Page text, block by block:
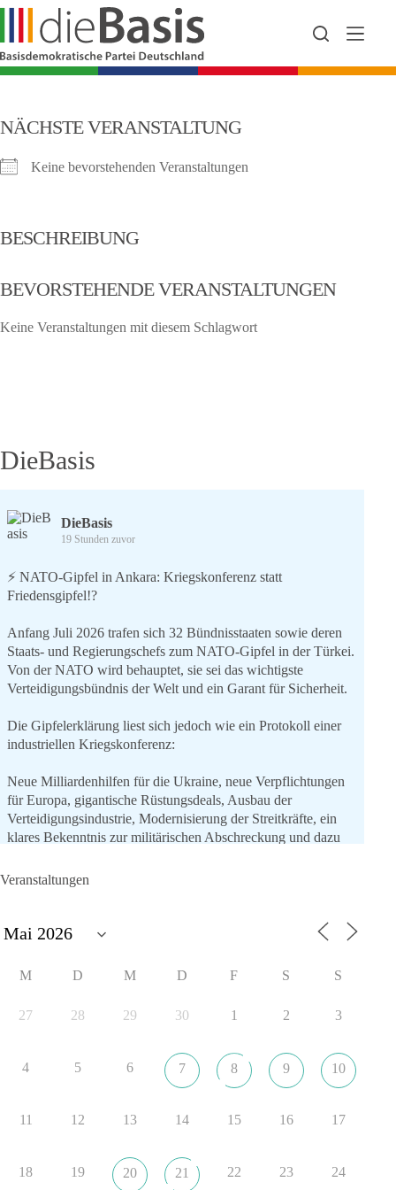
Zum
springen
NÄCHSTE VERANSTALTUNG
Keine bevorstehenden Veranstaltungen
BESCHREIBUNG
BEVORSTEHENDE VERANSTALTUNGEN
Keine Veranstaltungen mit diesem Schlagwort
DieBasis
DieBasis
19 Stunden zuvor
⚡️ NATO-Gipfel in Ankara: Kriegskonferenz statt
Friedensgipfel!?
Anfang Juli 2026 trafen sich 32 Bündnisstaaten sowie deren
Staats- und Regierungschefs zum NATO-Gipfel in der Türkei.
Von der NATO wird behauptet, sie sei das wichtigste
Verteidigungsbündnis der Welt und ein Garant für Sicherheit.
Die Gipfelerklärung liest sich jedoch wie ein Protokoll einer
industriellen Kriegskonferenz:
Neue Milliardenhilfen für die Ukraine, neue Verpflichtungen
für Europa, gigantische Rüstungsdeals, Ausbau der
Verteidigungsindustrie, Modernisierung der Streitkräfte, ein
klares Bekenntnis zur militärischen Abschreckung und dazu
nach Friedenspolitik klingt, wird niemals Sicherheit schaffen,
https://www.tagesschau.de/ausland/asien/nato-
Veranstaltungen
M D M D F S S
27 28 29 30 1 2 3
4 5 6 7 8 9 10
11 12 13 14 15 16 17
18 19 20 21 22 23 24